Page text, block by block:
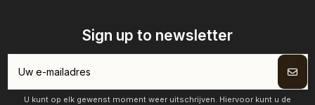
Sign up to newsletter
U kunt op elk gewenst moment weer uitschrijven. Hiervoor kunt u de